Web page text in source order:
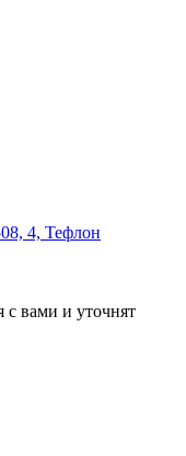
4, Тефлон
с вами и уточнят